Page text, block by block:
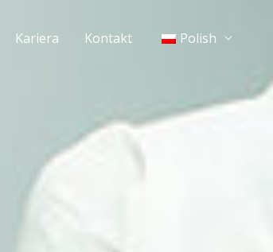
Kariera Kontakt Polish